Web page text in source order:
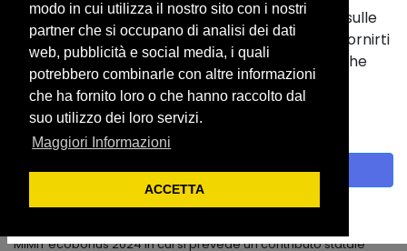
modo in cui utilizza il nostro sito con i nostri
partner che si occupano di analisi dei dati
web, pubblicità e social media, i quali
potrebbero combinarle con altre informazioni
che ha fornito loro o che hanno raccolto dal
suo utilizzo dei loro servizi.
Maggiori Informazioni
ACCETTA
R.C.PROJECT SRL, Riccardo Ciabatti
SONO IN PARTENZA GLI INCENTIVI 2024 PER
INSTALLAZIONE DEI SISTEMI DI RICARICA
DOMESTICI E CONDOMINIALI
MIMIT ecobonus 2024 in cui si prevede un contributo statale
Vengono usati per memorizzare informazioni sulle
tue abitudini nel nostro sito web. Ci aiutano a fornirti
la migliore esperienza e a personalizzare ciò che
viene visualizzato.
Con un clic sul banner fornisci il consenso alla
raccolta dei dati.
Accetto
Politica sui cookie